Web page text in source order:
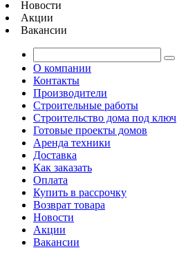
Новости
Акции
Вакансии
О компании
Контакты
Производители
Строительные работы
Строительство дома под ключ
Готовые проекты домов
Аренда техники
Доставка
Как заказать
Оплата
Купить в рассрочку
Возврат товара
Новости
Акции
Вакансии